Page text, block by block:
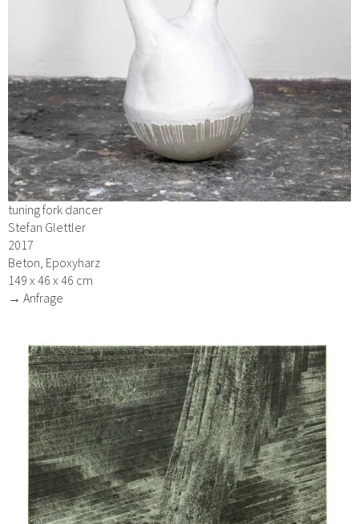
tuning fork dancer
Stefan Glettler
2017
Beton, Epoxyharz
149 x 46 x 46 cm
→ Anfrage